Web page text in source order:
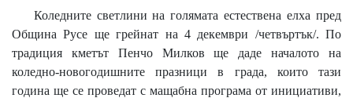
Коледните светлини на голямата естествена елха пред
Община Русе ще грейнат на 4 декември /четвъртък/. По
традиция кметът Пенчо Милков ще даде началото на
коледно-новогодишните празници в града, които тази
година ще се проведат с мащабна програма от инициативи,